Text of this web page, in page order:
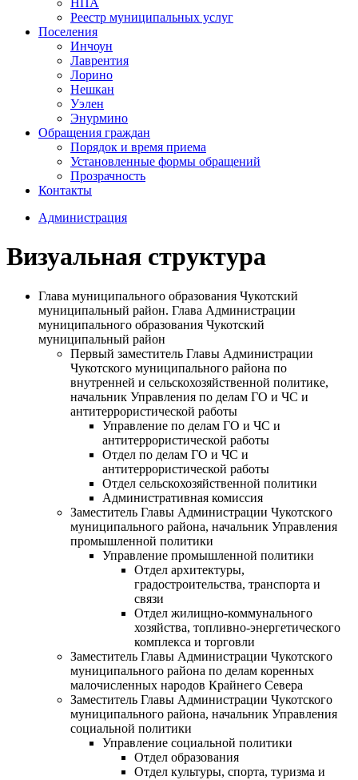
НПА
Реестр муниципальных услуг
Поселения
Инчоун
Лаврентия
Лорино
Нешкан
Уэлен
Энурмино
Обращения граждан
Порядок и время приема
Установленные формы обращений
Прозрачность
Контакты
Администрация
Визуальная структура
Глава муниципального образования Чукотский
муниципальный район. Глава Администрации
муниципального образования Чукотский
муниципальный район
Первый заместитель Главы Администрации
Чукотского муниципального района по
внутренней и сельскохозяйственной политике,
начальник Управления по делам ГО и ЧС и
антитеррористической работы
Управление по делам ГО и ЧС и
антитеррористической работы
Отдел по делам ГО и ЧС и
антитеррористической работы
Отдел сельскохозяйственной политики
Административная комиссия
Заместитель Главы Администрации Чукотского
муниципального района, начальник Управления
промышленной политики
Управление промышленной политики
Отдел архитектуры,
градостроительства, транспорта и
связи
Отдел жилищно-коммунального
хозяйства, топливно-энергетического
комплекса и торговли
Заместитель Главы Администрации Чукотского
муниципального района по делам коренных
малочисленных народов Крайнего Севера
Заместитель Главы Администрации Чукотского
муниципального района, начальник Управления
социальной политики
Управление социальной политики
Отдел образования
Отдел культуры, спорта, туризма и